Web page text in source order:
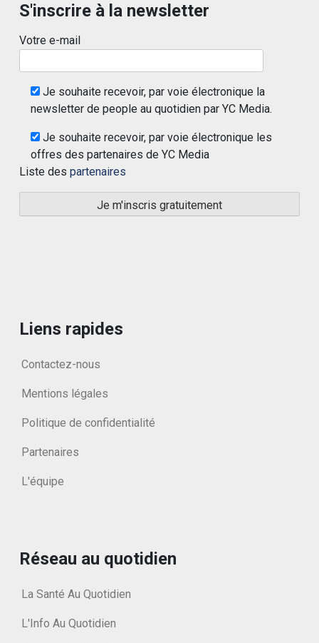
S'inscrire à la newsletter
Votre e-mail
Je souhaite recevoir, par voie électronique la
newsletter de people au quotidien par YC Media.
Je souhaite recevoir, par voie électronique les
offres des partenaires de YC Media
Liste des partenaires
Liens rapides
Contactez-nous
Mentions légales
Politique de confidentialité
Partenaires
L'équipe
Réseau au quotidien
La Santé Au Quotidien
L'Info Au Quotidien